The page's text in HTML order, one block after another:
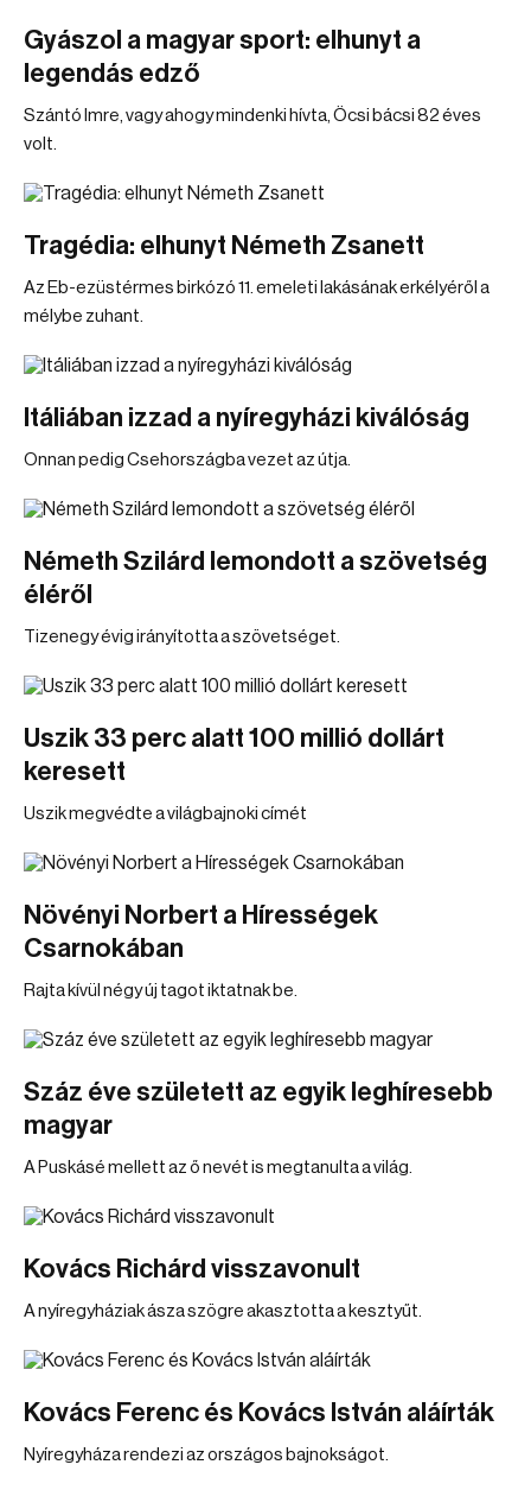
Gyászol a magyar sport: elhunyt a
legendás edző
Szántó Imre, vagy ahogy mindenki hívta, Öcsi bácsi 82 éves
volt.
Tragédia: elhunyt Németh Zsanett
Az Eb-ezüstérmes birkózó 11. emeleti lakásának erkélyéről a
mélybe zuhant.
Itáliában izzad a nyíregyházi kiválóság
Onnan pedig Csehországba vezet az útja.
Németh Szilárd lemondott a szövetség
éléről
Tizenegy évig irányította a szövetséget.
Uszik 33 perc alatt 100 millió dollárt
keresett
Uszik megvédte a világbajnoki címét
Növényi Norbert a Hírességek
Csarnokában
Rajta kívül négy új tagot iktatnak be.
Száz éve született az egyik leghíresebb
magyar
A Puskásé mellett az ő nevét is megtanulta a világ.
Kovács Richárd visszavonult
A nyíregyháziak ásza szögre akasztotta a kesztyűt.
Kovács Ferenc és Kovács István aláírták
Nyíregyháza rendezi az országos bajnokságot.